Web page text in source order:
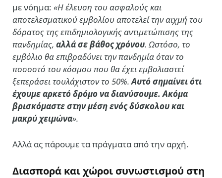
με νόημα: «Η έλευση του ασφαλούς και
αποτελεσματικού εμβολίου αποτελεί την αιχμή του
δόρατος της επιδημιολογικής αντιμετώπισης της
πανδημίας, αλλά σε βάθος χρόνου. Ωστόσο, το
εμβόλιο θα επιβραδύνει την πανδημία όταν το
ποσοστό του κόσμου που θα έχει εμβολιαστεί
ξεπεράσει τουλάχιστον το 50%.Αυτό σημαίνει ότι
έχουμε αρκετό δρόμο να διανύσουμε. Ακόμα
βρισκόμαστε στην μέση ενός δύσκολου και
μακρύ χειμώνα».
Αλλά ας πάρουμε τα πράγματα από την αρχή.
Διασπορά και χώροι συνωστισμού στη